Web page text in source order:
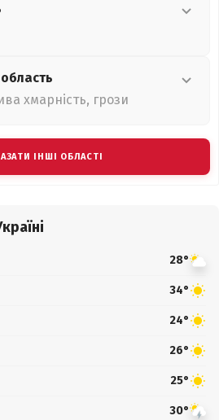
область
хмарність, грози
ІНШІ ОБЛАСТІ
28°
34°
24°
26°
25°
30°